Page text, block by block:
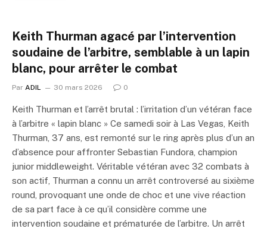
Keith Thurman agacé par l’intervention
soudaine de l’arbitre, semblable à un lapin
blanc, pour arrêter le combat
Par ADIL 30 mars 2026 0
Keith Thurman et l’arrêt brutal : l’irritation d’un vétéran face
à l’arbitre « lapin blanc » Ce samedi soir à Las Vegas, Keith
Thurman, 37 ans, est remonté sur le ring après plus d’un an
d’absence pour affronter Sebastian Fundora, champion
junior middleweight. Véritable vétéran avec 32 combats à
son actif, Thurman a connu un arrêt controversé au sixième
round, provoquant une onde de choc et une vive réaction
de sa part face à ce qu’il considère comme une
intervention soudaine et prématurée de l’arbitre. Un arrêt